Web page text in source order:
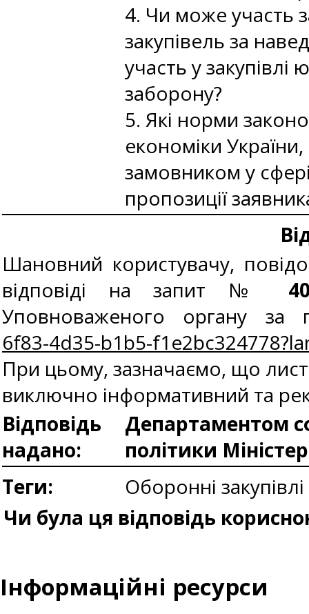
4. Чи може участь
закупівель за
участь у
заборону?
5. Які норми
економіки
замовником у
пропозиції
Шановний користувачу,
відповіді на запит №
Уповноваженого органу за
6f83-4d35-b1b5-
При цьому, зазначаємо, що
виключно інформативний та
Відповідь
надано:
Департаментом
політики
Теги:
Оборонні закупівлі
Чи була ця відповідь
Інформаційні ресурси